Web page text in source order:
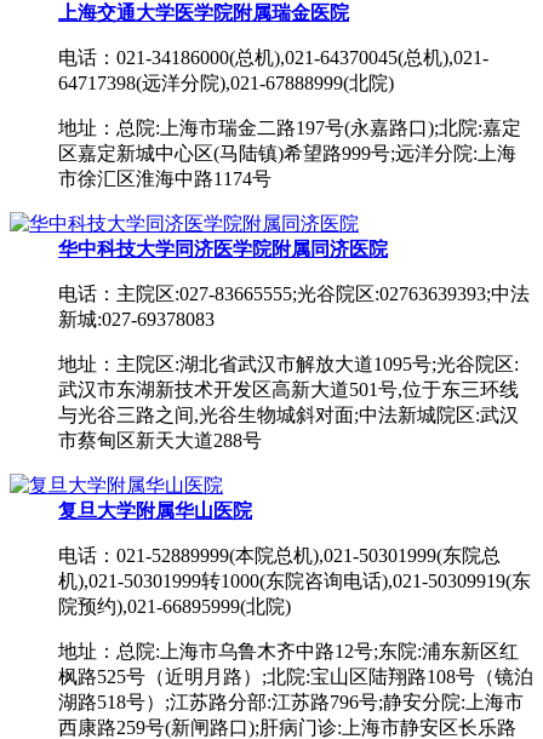
上海交通大学医学院附属瑞金医院
电话：021-34186000(总机),021-64370045(总机),021-
64717398(远洋分院),021-67888999(北院)
地址：总院:上海市瑞金二路197号(永嘉路口);北院:嘉定
区嘉定新城中心区(马陆镇)希望路999号;远洋分院:上海
市徐汇区淮海中路1174号
华中科技大学同济医学院附属同济医院
电话：主院区:027-83665555;光谷院区:02763639393;中法
新城:027-69378083
地址：主院区:湖北省武汉市解放大道1095号;光谷院区:
武汉市东湖新技术开发区高新大道501号,位于东三环线
与光谷三路之间,光谷生物城斜对面;中法新城院区:武汉
市蔡甸区新天大道288号
复旦大学附属华山医院
电话：021-52889999(本院总机),021-50301999(东院总
机),021-50301999转1000(东院咨询电话),021-50309919(东
院预约),021-66895999(北院)
地址：总院:上海市乌鲁木齐中路12号;东院:浦东新区红
枫路525号（近明月路）;北院:宝山区陆翔路108号（镜泊
湖路518号）;江苏路分部:江苏路796号;静安分院:上海市
西康路259号(新闸路口);肝病门诊:上海市静安区长乐路